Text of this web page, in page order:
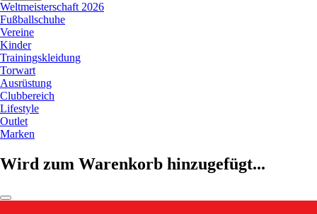
Weltmeisterschaft 2026
Fußballschuhe
Vereine
Kinder
Trainingskleidung
Torwart
Ausrüstung
Clubbereich
Lifestyle
Outlet
Marken
Wird zum Warenkorb hinzugefügt...